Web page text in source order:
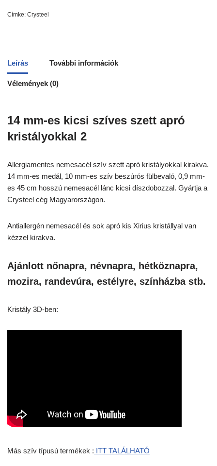
Címke: Crysteel
Leírás További információk
Vélemények (0)
14 mm-es kicsi szíves szett apró
kristályokkal 2
Allergiamentes nemesacél szív szett apró kristályokkal kirakva.
14 mm-es medál, 10 mm-es szív beszúrós fülbevaló, 0,9 mm-
es 45 cm hosszú nemesacél lánc kicsi díszdobozzal. Gyártja a
Crysteel cég Magyarországon.
Antiallergén nemesacél és sok apró kis Xirius kristállyal van
kézzel kirakva.
Ajánlott nőnapra, névnapra, hétköznapra,
mozira, randevúra, estélyre, színházba stb.
Kristály 3D-ben:
Más szív típusú termékek : ITT TALÁLHATÓ